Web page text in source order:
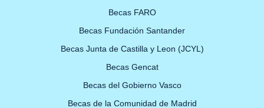
Becas FARO
Becas Fundación Santander
Becas Junta de Castilla y Leon (JCYL)
Becas Gencat
Becas del Gobierno Vasco
Becas de la Comunidad de Madrid